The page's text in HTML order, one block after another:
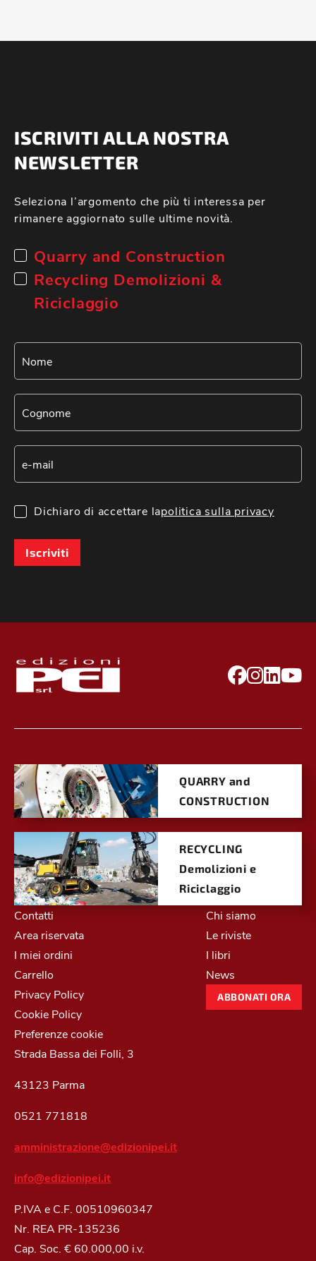
ISCRIVITI ALLA NOSTRA
NEWSLETTER
Seleziona l’argomento che più ti interessa per
rimanere aggiornato sulle ultime novità.
Quarry and Construction
Recycling Demolizioni &
Riciclaggio
Dichiaro di accettare lapolitica sulla privacy
Iscriviti
QUARRY and
CONSTRUCTION
RECYCLING
Demolizioni e
Riciclaggio
Contatti
Area riservata
I miei ordini
Carrello
Privacy Policy
Cookie Policy
Preferenze cookie
Chi siamo
Le riviste
I libri
News
ABBONATI ORA
Strada Bassa dei Folli, 3
43123 Parma
0521 771818
amministrazione@edizionipei.it
info@edizionipei.it
P.IVA e C.F. 00510960347
Nr. REA PR-135236
Cap. Soc. € 60.000,00 i.v.